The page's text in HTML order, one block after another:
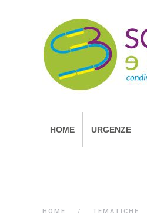
HOME URGENZE
HOME TEMATICHE